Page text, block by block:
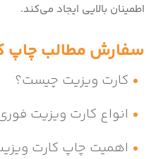
اطمینان بالایی ایجاد می‌کند.
سفارش مطالب چاپ
کارت ویزیت چیست؟
انواع کارت ویزیت
اهمیت چاپ کارت